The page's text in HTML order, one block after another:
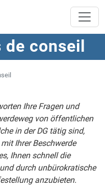
de conseil
Ihre Fragen und
von öffentlichen
in der DG tätig sind,
Ihrer Beschwerde
Ihnen schnell die
durch unbürokratische
anzubieten.